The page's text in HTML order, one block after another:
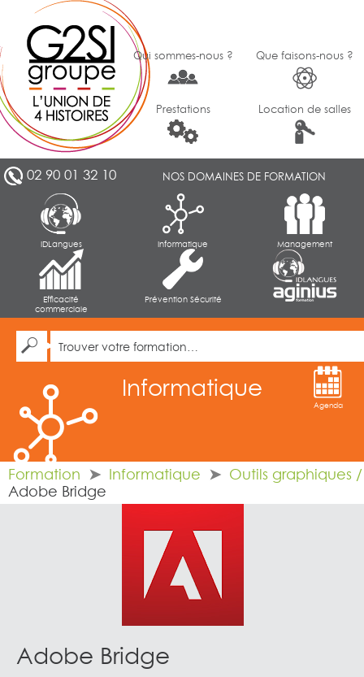
Qui sommes-nous ? Que faisons-nous ?
Prestations Location de salles
02 90 01 32 10 NOS DOMAINES DE FORMATION
IDLangues Informatique Management
Efficacité
commerciale
Prévention Sécurité
Informatique
Agenda
Formation Informatique
Outils graphiques
Adobe Bridge
Adobe Bridge